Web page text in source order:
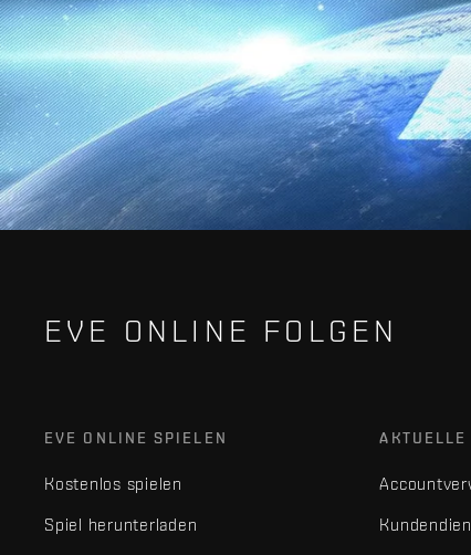
EVE ONLINE FOLGEN
EVE ONLINE SPIELEN
Kostenlos spielen
Spiel herunterladen
AKTUELLE